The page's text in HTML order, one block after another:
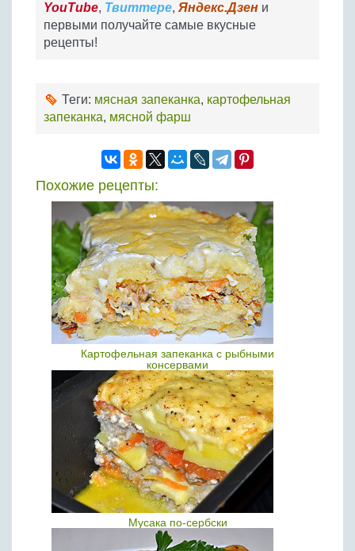
YouTube, Твиттере, Яндекс.Дзен и
первыми получайте самые вкусные
рецепты!
Теги: мясная запеканка, картофельная
запеканка, мясной фарш
Похожие рецепты:
Картофельная запеканка с рыбными
консервами
Мусака по-сербски